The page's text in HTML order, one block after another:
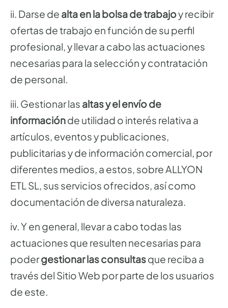
ii. Darse de alta en la bolsa de trabajoy recibir
ofertas de trabajo en función de su perfil
profesional, y llevar a cabo las actuaciones
necesarias para la selección y contratación
de personal.
iii. Gestionar las altas y el envío de
informaciónde utilidad o interés relativa a
artículos, eventos y publicaciones,
publicitarias y de información comercial, por
diferentes medios, a estos, sobre ALLYON
ETL SL, sus servicios ofrecidos, así como
documentación de diversa naturaleza.
iv. Y en general, llevar a cabo todas las
actuaciones que resulten necesarias para
podergestionar las consultasque reciba a
través del Sitio Web por parte de los usuarios
de este.